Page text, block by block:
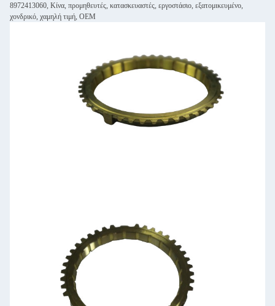
8972413060, Κίνα, προμηθευτές, κατασκευαστές, εργοστάσιο, εξατομικευμένο,
χονδρικό, χαμηλή τιμή, OEM